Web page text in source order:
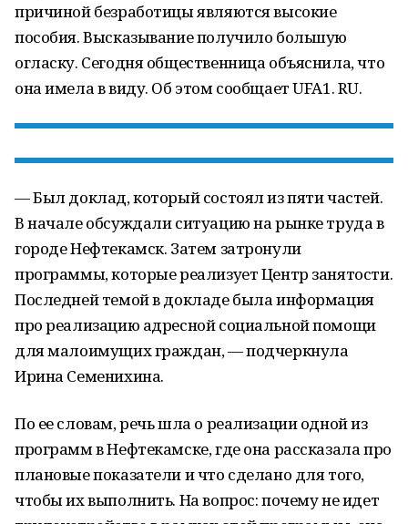
причиной безработицы являются высокие
пособия. Высказывание получило большую
огласку. Сегодня общественница объяснила, что
она имела в виду. Об этом сообщает UFA1. RU.
— Был доклад, который состоял из пяти частей.
В начале обсуждали ситуацию на рынке труда в
городе Нефтекамск. Затем затронули
программы, которые реализует Центр занятости.
Последней темой в докладе была информация
про реализацию адресной социальной помощи
для малоимущих граждан, — подчеркнула
Ирина Семенихина.
По ее словам, речь шла о реализации одной из
программ в Нефтекамске, где она рассказала про
плановые показатели и что сделано для того,
чтобы их выполнить. На вопрос: почему не идет